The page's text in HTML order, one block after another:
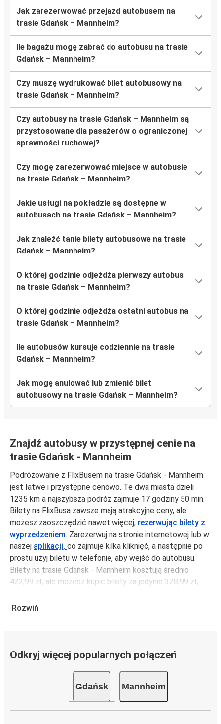
Jak zarezerwować przejazd autobusem na
trasie Gdańsk – Mannheim?
Ile bagażu mogę zabrać do autobusu na trasie
Gdańsk – Mannheim?
Czy muszę wydrukować bilet autobusowy na
trasie Gdańsk – Mannheim?
Czy autobusy na trasie Gdańsk – Mannheim są
przystosowane dla pasażerów o ograniczonej
sprawności ruchowej?
Czy mogę zarezerwować miejsce w autobusie
na trasie Gdańsk – Mannheim?
Jakie usługi na pokładzie są dostępne w
autobusach na trasie Gdańsk – Mannheim?
Jak znaleźć tanie bilety autobusowe na trasie
Gdańsk – Mannheim?
O której godzinie odjeżdża pierwszy autobus
na trasie Gdańsk – Mannheim?
O której godzinie odjeżdża ostatni autobus na
trasie Gdańsk – Mannheim?
Ile autobusów kursuje codziennie na trasie
Gdańsk – Mannheim?
Jak mogę anulować lub zmienić bilet
autobusowy na trasie Gdańsk – Mannheim?
Znajdź autobusy w przystępnej cenie na
trasie Gdańsk - Mannheim
Podróżowanie z FlixBusem na trasie Gdańsk - Mannheim
jest łatwe i przystępne cenowo. Te dwa miasta dzieli
1235 km a najszybsza podróż zajmuje 17 godziny 50 min.
Bilety na FlixBusa zawsze mają atrakcyjne ceny, ale
możesz zaoszczędzić nawet więcej, rezerwując bilety z
wyprzedzeniem. Zarezerwuj na stronie internetowej lub w
naszej aplikacji, co zajmuje kilka kliknięć, a następnie po
prostu użyj biletu w telefonie, aby wejść do autobusu.
Bilety na trasie Gdańsk - Mannheim kosztują średnio
422,99 zł, ale możesz kupić bilety za jedynie 328,99 zł,
unikając weekendów i świąt. Aby podróżować szybko,
jedynie 17 godziny 50 min.
Podróż autobusemma mniejszy wpływ na środowisko
niż podróż samochodem czy samolotem. Stale pracujemy
Rozwiń
Odkryj więcej popularnych połączeń
Gdańsk Mannheim